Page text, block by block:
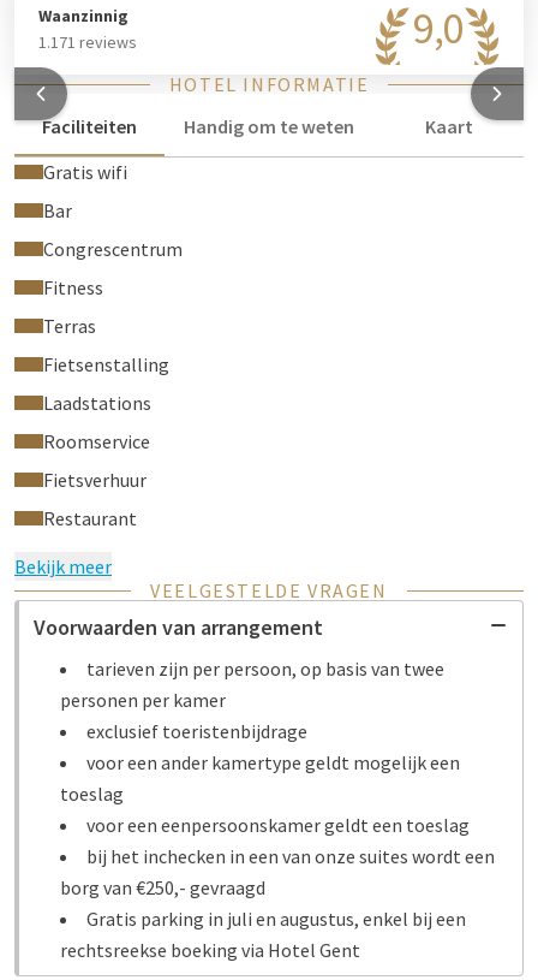
9,0
Waanzinnig
1.171 reviews
HOTEL INFORMATIE
Faciliteiten
Handig om te weten
Kaart
Gratis wifi
Bar
Congrescentrum
Fitness
Terras
Fietsenstalling
Laadstations
Roomservice
Fietsverhuur
Restaurant
Bekijk meer
VEELGESTELDE VRAGEN
Voorwaarden van arrangement
tarieven zijn per persoon, op basis van twee
personen per kamer
exclusief toeristenbijdrage
voor een ander kamertype geldt mogelijk een
toeslag
voor een eenpersoonskamer geldt een toeslag
bij het inchecken in een van onze suites wordt een
borg van €250,- gevraagd
Gratis parking in juli en augustus, enkel bij een
rechtsreekse boeking via Hotel Gent